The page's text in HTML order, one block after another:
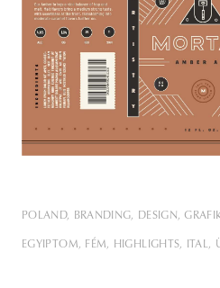
POLAND BRANDING DESIGN
EGYIPTOM FÉM HIGHLIGHTS ITAL